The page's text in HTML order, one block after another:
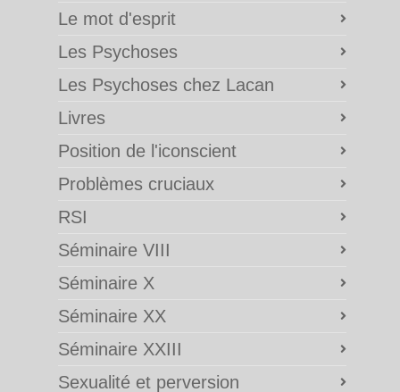
Le mot d'esprit
Les Psychoses
Les Psychoses chez Lacan
Livres
Position de l'iconscient
Problèmes cruciaux
RSI
Séminaire VIII
Séminaire X
Séminaire XX
Séminaire XXIII
Sexualité et perversion